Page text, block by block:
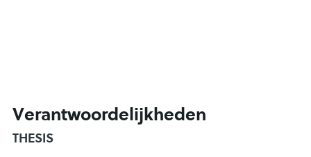
Verantwoordelijkheden
THESIS